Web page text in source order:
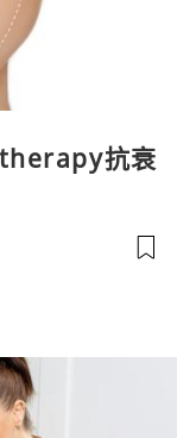
抗衰